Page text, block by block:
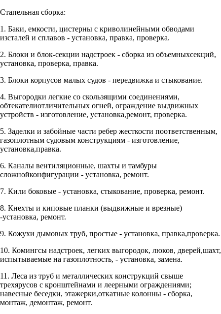
Стапельная сборка:
1. Баки, емкости, цистерны с криволинейными обводами
изсталей и сплавов - установка, правка, проверка.
2. Блоки и блок-секции надстроек - сборка из объемныхсекций,
установка, проверка, правка.
3. Блоки корпусов малых судов - передвижка и стыкование.
4. Выгородки легкие со скользящими соединениями,
обтекателиотличительных огней, ограждение выдвижных
устройств - изготовление, установка,ремонт, проверка.
5. Заделки и забойные части ребер жесткости поответственным,
газоплотным судовым конструкциям - изготовление,
установка,правка.
6. Каналы вентиляционные, шахты и тамбуры
сложнойконфигурации - установка, ремонт.
7. Кили боковые - установка, стыкование, проверка, ремонт.
8. Кнехты и киповые планки (выдвижные и врезные)
-установка, ремонт.
9. Кожухи дымовых труб, простые - установка, правка,проверка.
10. Комингсы надстроек, легких выгородок, люков, дверей,шахт,
испытываемые на газоплотность, - установка, замена.
11. Леса из труб и металлических конструкций свыше
трехярусов с кронштейнами и леерными ограждениями;
навесные беседки, этажерки,откатные колонны - сборка,
монтаж, демонтаж, ремонт.